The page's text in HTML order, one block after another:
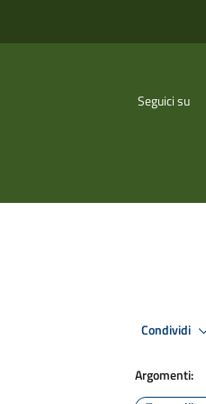
Seguici su
Condividi
Argomenti: